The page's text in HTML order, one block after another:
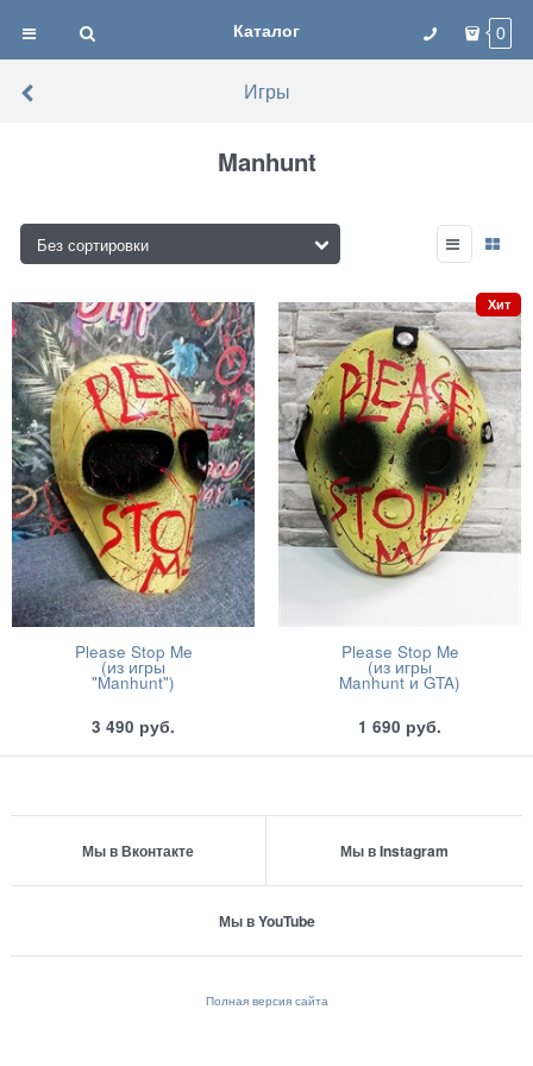
Каталог 0
Игры
Manhunt
Please Stop Me
(из игры
"Manhunt")
3 490 руб.
Please Stop Me
(из игры
Manhunt и GTA)
1 690 руб.
Хит
Мы в Вконтакте Мы в Instagram
Мы в YouTube
Полная версия сайта